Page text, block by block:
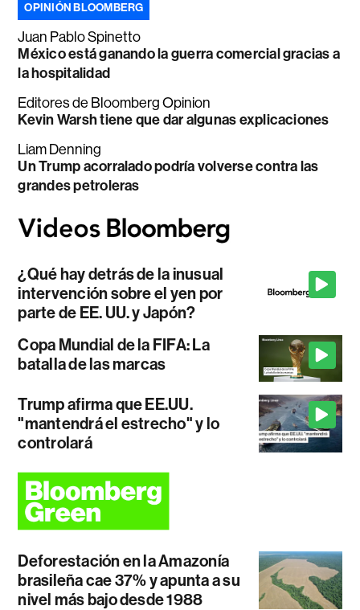
OPINIÓN BLOOMBERG
Juan Pablo Spinetto
México está ganando la guerra comercial gracias a
la hospitalidad
Editores de Bloomberg Opinion
Kevin Warsh tiene que dar algunas explicaciones
Liam Denning
Un Trump acorralado podría volverse contra las
grandes petroleras
¿Qué hay detrás de la inusual
intervención sobre el yen por
parte de EE. UU. y Japón?
Copa Mundial de la FIFA: La
batalla de las marcas
Trump afirma que EE.UU.
"mantendrá el estrecho" y lo
controlará
Deforestación en la Amazonía
brasileña cae 37% y apunta a su
nivel más bajo desde 1988